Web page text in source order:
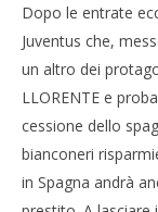
Dopo le entrate
Juventus che,
un altro dei
LLORENTE e
cessione dello
bianconeri
in Spagna andrà